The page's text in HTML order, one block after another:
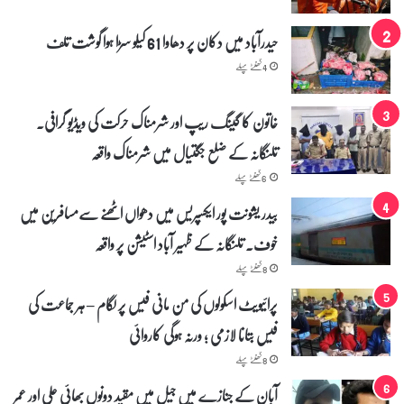
حیدرآباد میں دکان پر دھاوا 61 کیلو سڑا ہوا گوشت تلف
4 گھنٹے پہلے
خاتون کا گینگ ریپ اور شرمناک حرکت کی ویڈیو گرافی۔
تلنگانہ کے ضلع جگتیال میں شرمناک واقعہ
6 گھنٹے پہلے
بیدر یشونت پور ایکسپریس میں دھواں اٹھنے سے‌مسافرین میں
خوف۔ تلنگانہ کے ظہیر آباد اسٹیشن پر واقعہ
8 گھنٹے پہلے
پرائیویٹ اسکولوں کی من مانی فیس پر لگام – ہر جماعت کی
فیس بتانا لازمی ؛ ورنہ ہوگی کاروائی
8 گھنٹے پہلے
آبان کے جنازے میں جیل میں مقید دونوں بھائی علی اور عمر